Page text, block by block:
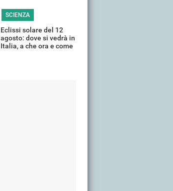
SCIENZA
Eclissi solare del 12
agosto: dove si vedrà in
Italia, a che ora e come